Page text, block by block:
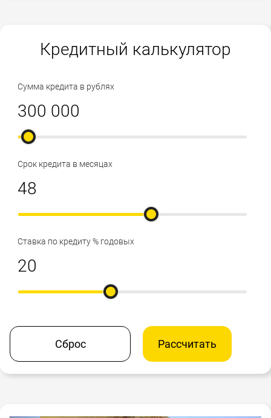
Кредитный калькулятор
Сумма кредита в рублях
Срок кредита в месяцах
Ставка по кредиту % годовых
Сброс Рассчитать